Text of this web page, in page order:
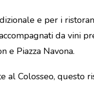
e per i
da vini
e Piazza Navona.
al Colosseo, questo